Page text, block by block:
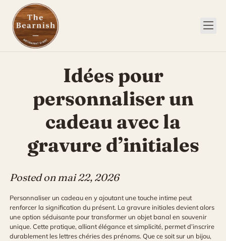
content
Idées pour
personnaliser un
cadeau avec la
gravure d’initiales
Posted on mai 22, 2026
Personnaliser un cadeau en y ajoutant une touche intime peut
renforcer la signification du présent. La gravure initiales devient alors
une option séduisante pour transformer un objet banal en souvenir
unique. Cette pratique, alliant élégance et simplicité, permet d’inscrire
durablement les lettres chéries des prénoms. Que ce soit sur un bijou,